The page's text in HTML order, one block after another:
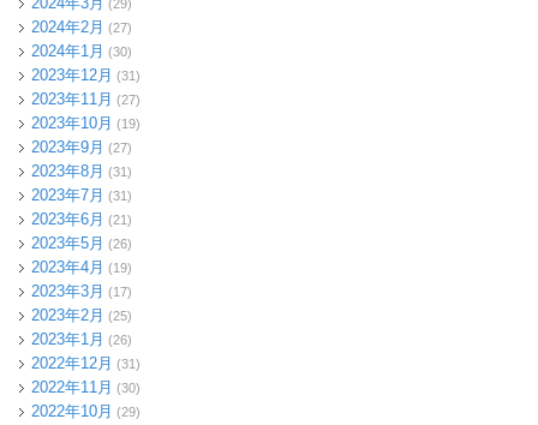
(29)
2024年2月 (27)
2024年1月 (30)
2023年12月 (31)
2023年11月 (27)
2023年10月 (19)
2023年9月 (27)
2023年8月 (31)
2023年7月 (31)
2023年6月 (21)
2023年5月 (26)
2023年4月 (19)
2023年3月 (17)
2023年2月 (25)
2023年1月 (26)
2022年12月 (31)
2022年11月 (30)
2022年10月 (29)